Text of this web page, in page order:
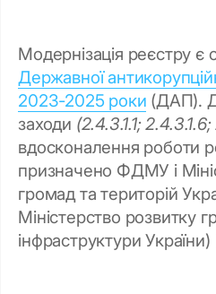
Модернізація реєстру є
Державної
2023-2025 роки (ДАП).
заходи (2.4.3.1.1;
вдосконалення роботи
призначено ФДМУ і
громад та територій
Міністерство розвитку
інфраструктури